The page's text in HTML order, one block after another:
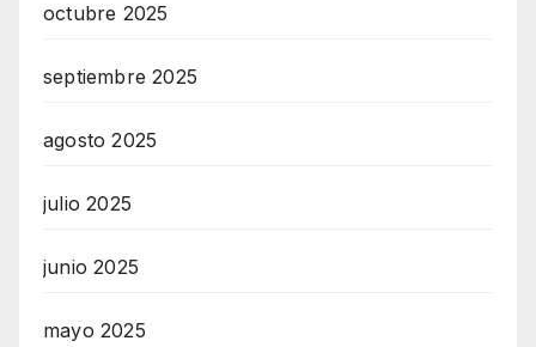
octubre 2025
septiembre 2025
agosto 2025
julio 2025
junio 2025
mayo 2025